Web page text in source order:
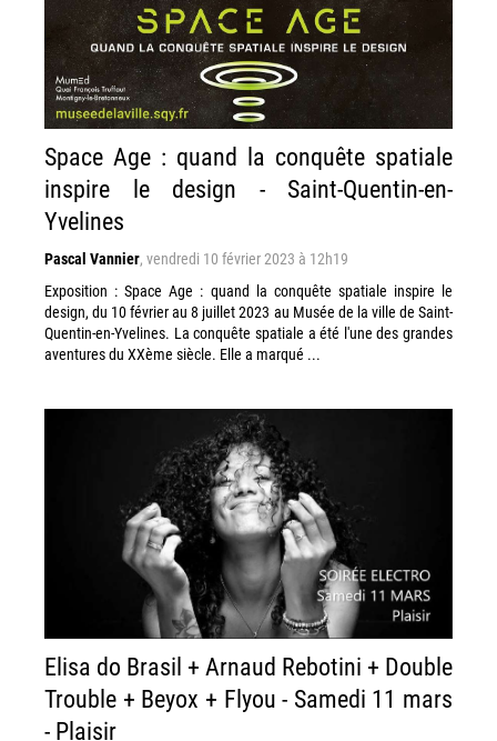
Space Age : quand la conquête spatiale
inspire le design - Saint-Quentin-en-
Yvelines
Pascal Vannier, vendredi 10 février 2023 à 12h19
Exposition : Space Age : quand la conquête spatiale inspire le
design, du 10 février au 8 juillet 2023 au Musée de la ville de Saint-
Quentin-en-Yvelines. La conquête spatiale a été l'une des grandes
aventures du XXème siècle. Elle a marqué ...
Elisa do Brasil + Arnaud Rebotini + Double
Trouble + Beyox + Flyou - Samedi 11 mars
- Plaisir